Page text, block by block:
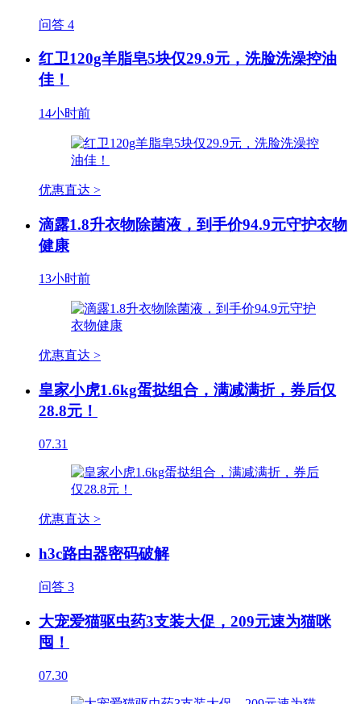
问答 4
红卫120g羊脂皂5块仅29.9元，洗脸洗澡控油
佳！
14小时前
优惠直达 >
滴露1.8升衣物除菌液，到手价94.9元守护衣物
健康
13小时前
优惠直达 >
皇家小虎1.6kg蛋挞组合，满减满折，券后仅
28.8元！
07.31
优惠直达 >
h3c路由器密码破解
问答 3
大宠爱猫驱虫药3支装大促，209元速为猫咪
囤！
07.30